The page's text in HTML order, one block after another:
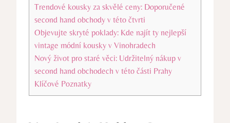
Trendové kousky za skvělé ceny: Doporučené
second hand obchody v této čtvrti
Objevujte skryté poklady: Kde najít ty nejlepší
vintage módní kousky v Vinohradech
Nový život pro staré věci: Udržitelný nákup v
second hand obchodech v této části Prahy
Klíčové Poznatky